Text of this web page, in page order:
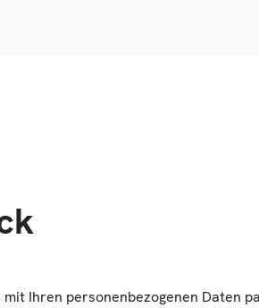
Ihren personenbezogenen Daten